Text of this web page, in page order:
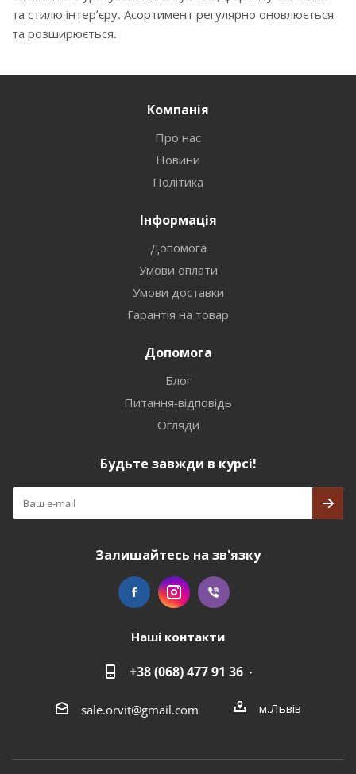
та стилю інтер’єру. Асортимент регулярно оновлюється
та розширюється.
Компанія
Про нас
Новини
Політика
Інформація
Допомога
Умови оплати
Умови доставки
Гарантія на товар
Допомога
Блог
Питання-відповідь
Огляди
Будьте завжди в курсі!
Залишайтесь на зв'язку
Наші контакти
+38 (068) 477 91 36
sale.orvit@gmail.com м.Львів